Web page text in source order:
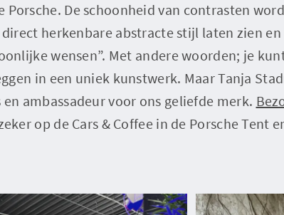
Porsche. De schoonheid van contrasten
herkenbare abstracte stijl laten zien
wensen”. Met andere woorden; je
in een uniek kunstwerk. Maar Tanja
ambassadeur voor ons geliefde merk.
op de Cars & Coffee in de Porsche Tent